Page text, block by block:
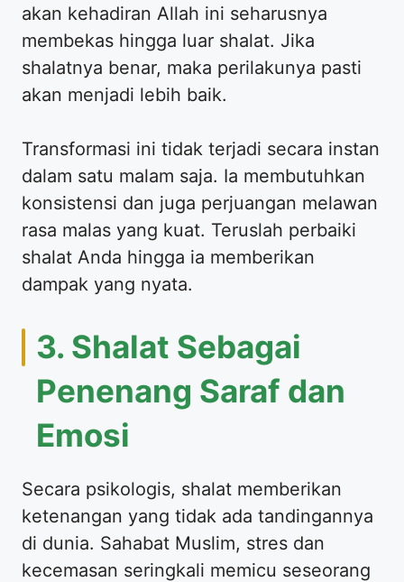
akan kehadiran Allah ini seharusnya
membekas hingga luar shalat. Jika
shalatnya benar, maka perilakunya pasti
akan menjadi lebih baik.
Transformasi ini tidak terjadi secara instan
dalam satu malam saja. Ia membutuhkan
konsistensi dan juga perjuangan melawan
rasa malas yang kuat. Teruslah perbaiki
shalat Anda hingga ia memberikan
dampak yang nyata.
3. Shalat Sebagai
Penenang Saraf dan
Emosi
Secara psikologis, shalat memberikan
ketenangan yang tidak ada tandingannya
di dunia. Sahabat Muslim, stres dan
kecemasan seringkali memicu seseorang